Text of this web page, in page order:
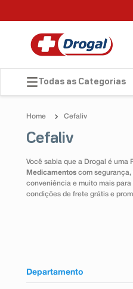
Cefaliv
Cefaliv
Você sabia que a Drogal é uma
Medicamentos com segurança,
conveniência e muito mais
condições de frete grátis e
Departamento